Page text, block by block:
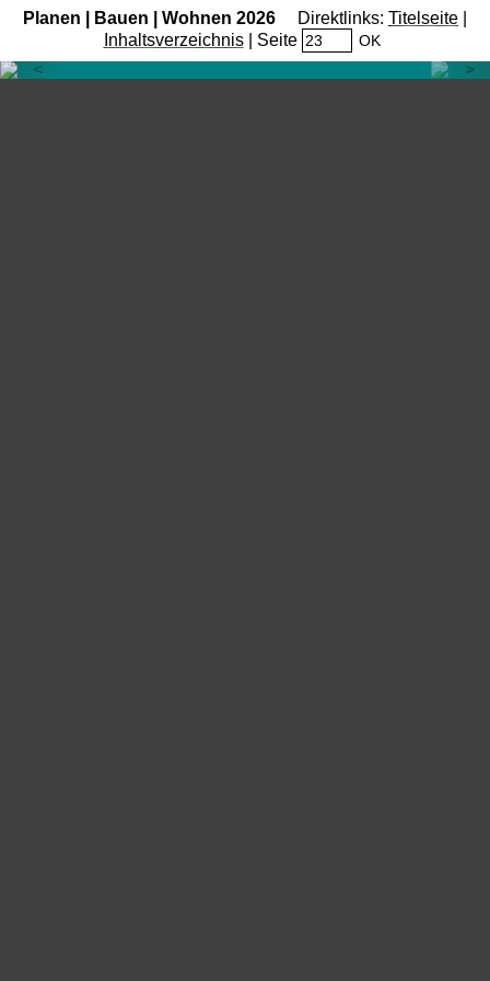
Planen | Bauen | Wohnen 2026 Direktlinks: Titelseite
Inhaltsverzeichnis| Seite OK